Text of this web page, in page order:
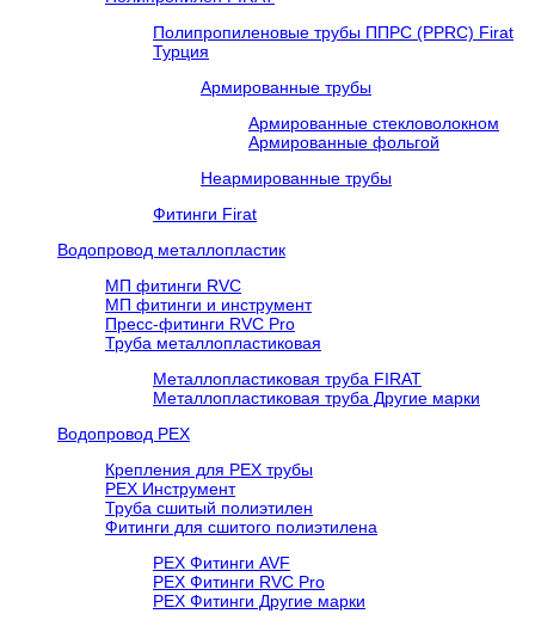
Полипропиленовые трубы ППРС (PPRC) Firat
Турция
Армированные трубы
Армированные стекловолокном
Армированные фольгой
Неармированные трубы
Фитинги Firat
Водопровод металлопластик
МП фитинги RVC
МП фитинги и инструмент
Пресс-фитинги RVC Pro
Труба металлопластиковая
Металлопластиковая труба FIRAT
Металлопластиковая труба Другие марки
Водопровод РЕХ
Крепления для РЕХ трубы
РЕХ Инструмент
Труба сшитый полиэтилен
Фитинги для сшитого полиэтилена
PEX Фитинги AVF
РЕХ Фитинги RVC Pro
РЕХ Фитинги Другие марки